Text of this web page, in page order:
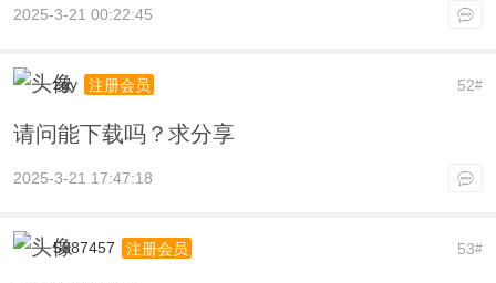
2025-3-21 00:22:45
52#
zgy 注册会员
请问能下载吗？求分享
2025-3-21 17:47:18
53#
5387457 注册会员